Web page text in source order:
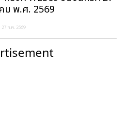
ม พ.ศ. 2569
27 ก.ค. 2569